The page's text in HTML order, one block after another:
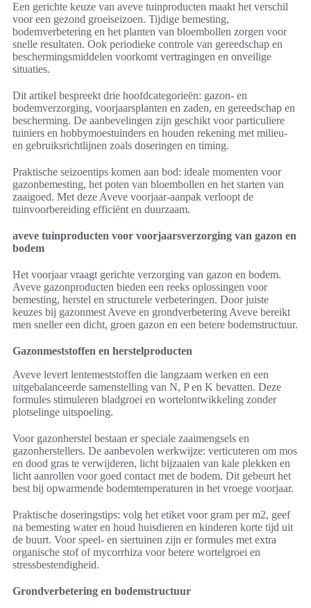
Een gerichte keuze van aveve tuinproducten maakt het verschil
voor een gezond groeiseizoen. Tijdige bemesting,
bodemverbetering en het planten van bloembollen zorgen voor
snelle resultaten. Ook periodieke controle van gereedschap en
beschermingsmiddelen voorkomt vertragingen en onveilige
situaties.
Dit artikel bespreekt drie hoofdcategorieën: gazon- en
bodemverzorging, voorjaarsplanten en zaden, en gereedschap en
bescherming. De aanbevelingen zijn geschikt voor particuliere
tuiniers en hobbymoestuinders en houden rekening met milieu-
en gebruiksrichtlijnen zoals doseringen en timing.
Praktische seizoentips komen aan bod: ideale momenten voor
gazonbemesting, het poten van bloembollen en het starten van
zaaigoed. Met deze Aveve voorjaar-aanpak verloopt de
tuinvoorbereiding efficiënt en duurzaam.
aveve tuinproducten voor voorjaarsverzorging van gazon en
bodem
Het voorjaar vraagt gerichte verzorging van gazon en bodem.
Aveve gazonproducten bieden een reeks oplossingen voor
bemesting, herstel en structurele verbeteringen. Door juiste
keuzes bij gazonmest Aveve en grondverbetering Aveve bereikt
men sneller een dicht, groen gazon en een betere bodemstructuur.
Gazonmeststoffen en herstelproducten
Aveve levert lentemeststoffen die langzaam werken en een
uitgebalanceerde samenstelling van N, P en K bevatten. Deze
formules stimuleren bladgroei en wortelontwikkeling zonder
plotselinge uitspoeling.
Voor gazonherstel bestaan er speciale zaaimengsels en
gazonherstellers. De aanbevolen werkwijze: verticuteren om mos
en dood gras te verwijderen, licht bijzaaien van kale plekken en
licht aanrollen voor goed contact met de bodem. Dit gebeurt het
best bij opwarmende bodemtemperaturen in het vroege voorjaar.
Praktische doseringstips: volg het etiket voor gram per m2, geef
na bemesting water en houd huisdieren en kinderen korte tijd uit
de buurt. Voor speel- en siertuinen zijn er formules met extra
organische stof of mycorrhiza voor betere wortelgroei en
stressbestendigheid.
Grondverbetering en bodemstructuur